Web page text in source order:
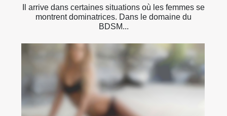
Il arrive dans certaines situations où les femmes se
montrent dominatrices. Dans le domaine du
BDSM...